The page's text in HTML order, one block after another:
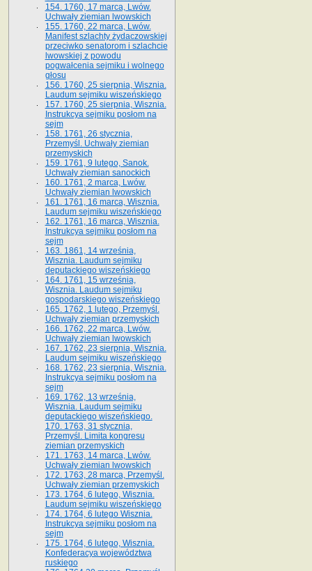
154. 1760, 17 marca, Lwów.
Uchwały ziemian lwowskich
155. 1760, 22 marca, Lwów.
Manifest szlachty żydaczowskiej
przeciwko senatorom i szlachcie
lwowskiej z po­wodu
pogwałcenia sejmiku i wolnego
głosu
156. 1760, 25 sierpnia, Wisznia.
Laudum sejmiku wiszeńskiego
157. 1760, 25 sierpnia, Wisznia.
Instrukcya sejmiku posłom na
sejm
158. 1761, 26 stycznia,
Przemyśl. Uchwały ziemian
przemyskich
159. 1761, 9 lutego, Sanok.
Uchwały ziemian sanockich
160. 1761, 2 marca, Lwów.
Uchwały ziemian lwowskich
161. 1761, 16 marca, Wisznia.
Laudum sejmiku wiszeńskiego
162. 1761, 16 marca, Wisznia.
Instrukcya sejmiku posłom na
sejm
163. 1861, 14 września,
Wisznia. Laudum sejmiku
deputackiego wiszeńskiego
164. 1761, 15 września,
Wisznia. Laudum sejmiku
gospodarskiego wiszeńskiego
165. 1762, 1 lutego, Przemyśl.
Uchwały ziemian przemyskich
166. 1762, 22 marca, Lwów.
Uchwały ziemian lwowskich
167. 1762, 23 sierpnia, Wisznia.
Laudum sejmiku wiszeńskiego
168. 1762, 23 sierpnia, Wisznia.
Instrukcya sejmiku posłom na
sejm
169. 1762, 13 września,
Wisznia. Laudum sejmiku
deputackiego wiszeńskiego.
170. 1763, 31 stycznia,
Przemyśl. Limita kongresu
ziemian przemyskich
171. 1763, 14 marca, Lwów.
Uchwały ziemian lwowskich
172. 1763, 28 marca, Przemyśl.
Uchwały ziemian przemyskich
173. 1764, 6 lutego, Wisznia.
Laudum sejmiku wiszeńskiego
174. 1764, 6 lutego Wisznia.
Instrukcya sejmiku posłom na
sejm
175. 1764, 6 lutego, Wisznia.
Konfederacya województwa
ruskiego